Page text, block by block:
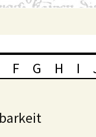
F G H I